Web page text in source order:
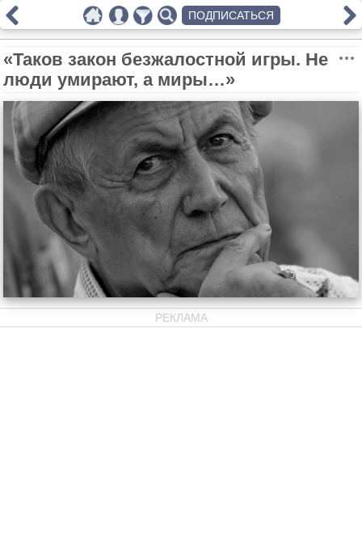
«Таков закон безжалостной игры. Не
люди умирают, а миры…»
РЕКЛАМА
ПОДПИСАТЬСЯ